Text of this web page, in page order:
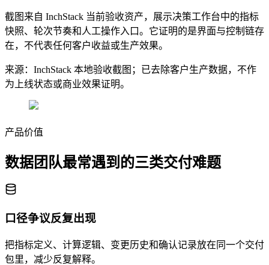
截图来自 InchStack 当前验收资产，展示决策工作台中的指标
快照、轮次节奏和人工操作入口。它证明的是界面与控制链存
在，不代表任何客户收益或生产效果。
来源：InchStack 本地验收截图；已去除客户生产数据，不作
为上线状态或商业效果证明。
产品价值
数据团队最常遇到的三类交付难题
口径争议反复出现
把指标定义、计算逻辑、变更历史和确认记录放在同一个交付
包里，减少反复解释。